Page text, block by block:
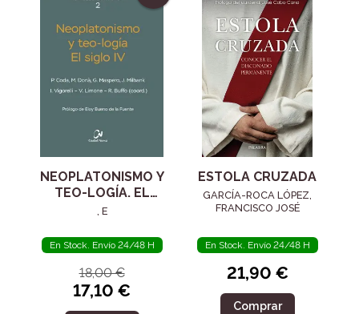
NEOPLATONISMO Y
TEO-LOGÍA. EL
SIGLO IV
, E
En Stock. Envío 24/48 H
18,00 €
17,10 €
ESTOLA CRUZADA
GARCÍA-ROCA LÓPEZ,
FRANCISCO JOSÉ
En Stock. Envío 24/48 H
21,90 €
Comprar